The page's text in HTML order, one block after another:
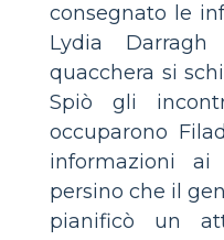
consegnato le
Lydia
quacchera si
Spiò gli
occuparono
informazioni ai
persino che il
pianificò un